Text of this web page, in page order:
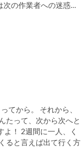
次の作業者への迷惑…
てから。 それから、
たって、次から次へと
！ 2週間に一人、く
ると言えば出て行く方